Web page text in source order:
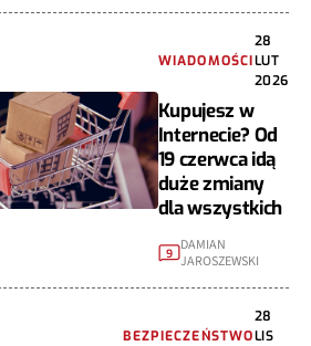
WIADOMOŚCI
28
LUT
2026
Kupujesz w
Internecie? Od
19 czerwca idą
duże zmiany
dla wszystkich
9 DAMIAN
JAROSZEWSKI
BEZPIECZEŃSTWO
28
LIS